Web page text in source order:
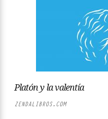
Platón y la valentía
ZENDALIBROS.COM